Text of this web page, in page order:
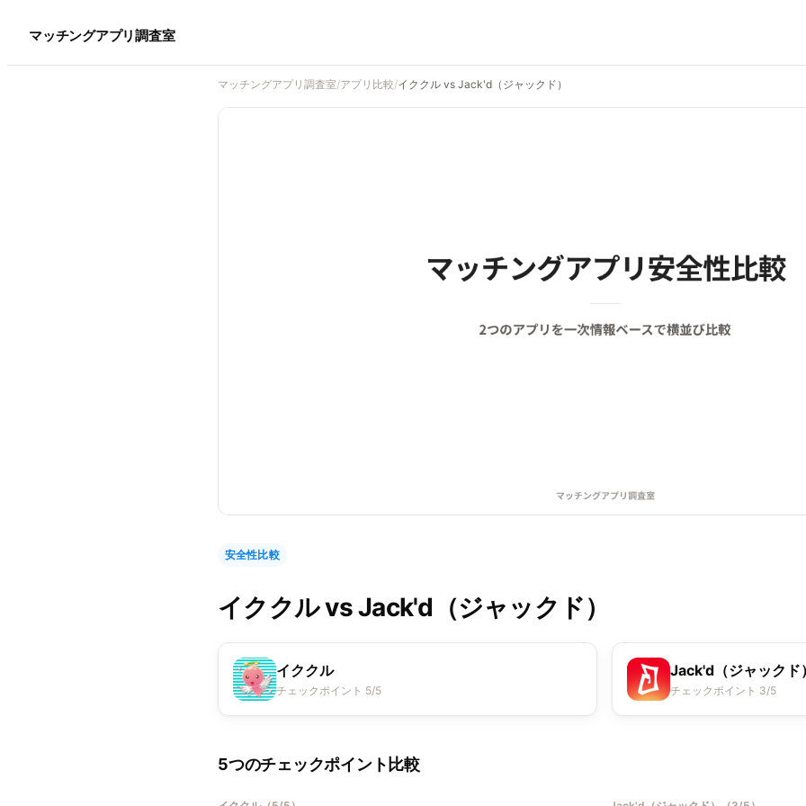
マッチングアプリ調査室
マッチングアプリ調査室/アプリ比較/イククル vs Jack'd（ジャックド）
安全性比較
イククルvsJack'd（ジャックド）
イククル
チェックポイント 5/5
Jack'd（ジャックド
チェックポイント 3/5
5つのチェックポイント比較